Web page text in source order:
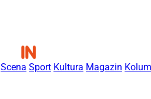
Scena Sport Kultura Magazin